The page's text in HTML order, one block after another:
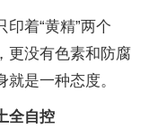
着“黄精”两个
更没有色素和防腐
是一种态度。
全自控